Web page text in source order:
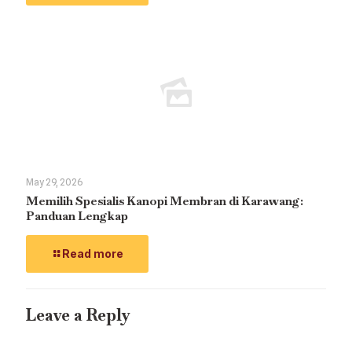
May 29, 2026
Memilih Spesialis Kanopi Membran di Karawang:
Panduan Lengkap
Read more
Leave a Reply